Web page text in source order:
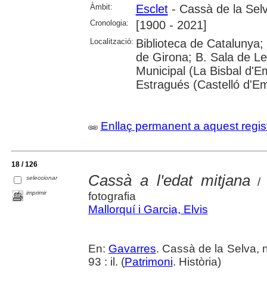
Àmbit: Esclet- Cassà de la
Cronologia: [1900 - 2021]
Localització: Biblioteca de
de Girona; B. Sala de
Municipal (La Bisbal
Estragués (Castelló
Enllaç permanent a aquest
18 / 126
seleccionar
imprimir
Cassà a l'edat mitjana/
fotografia
Mallorquí i Garcia, Elvis
En: Gavarres. Cassà de la Selva,
93 : il. (Patrimoni. Història)